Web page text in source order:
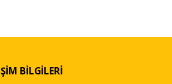
BİLGİLERİ